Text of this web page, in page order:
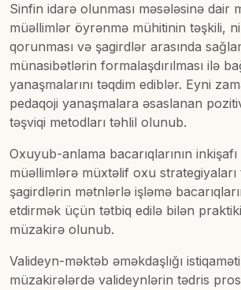
Sinfin idarə olunması məsələsinə dair
müəllimlər öyrənmə mühitinin təşkili,
qorunması və şagirdlər arasında
münasibətlərin formalaşdırılması ilə
yanaşmalarını təqdim ediblər. Eyni
pedaqoji yanaşmalara əsaslanan
təşviqi metodları təhlil olunub.
Oxuyub-anlama bacarıqlarının
müəllimlərə müxtəlif oxu
şagirdlərin mətnlərlə işləmə
etdirmək üçün tətbiq edilə bilən praktiki
müzakirə olunub.
Valideyn-məktəb əməkdaşlığı
müzakirələrdə valideynlərin tədris